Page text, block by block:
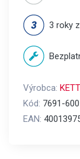
3 roky
Výrobca:
Kód: 7691-600
EAN: